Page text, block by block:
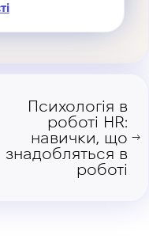
Психологія в
роботі HR:
навички, що
знадобляться в
роботі
→